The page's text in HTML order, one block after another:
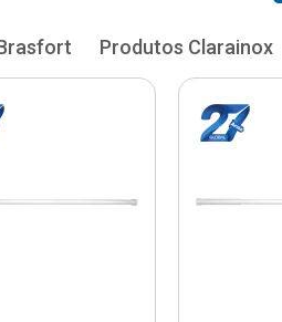
Produtos Clarainox